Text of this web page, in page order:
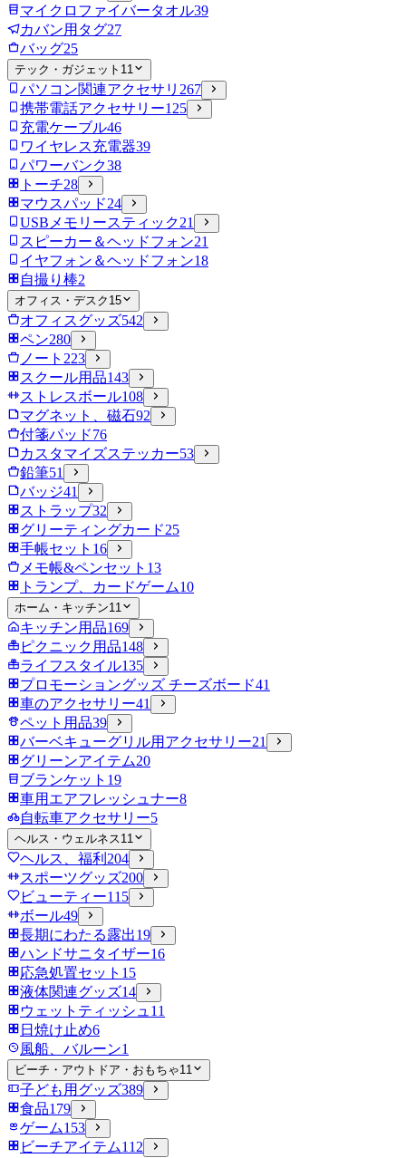
マイクロファイバータオル39
カバン用タグ27
バッグ25
テック・ガジェット 11
パソコン関連アクセサリ 267
携帯電話アクセサリー125
充電ケーブル46
ワイヤレス充電器39
パワーバンク38
トーチ28
マウスパッド24
USBメモリースティック21
スピーカー＆ヘッドフォン21
イヤフォン＆ヘッドフォン18
自撮り棒2
オフィス・デスク 15
オフィスグッズ542
ペン280
ノート 223
スクール用品143
ストレスボール108
マグネット、磁石92
付箋パッド76
カスタマイズステッカー53
鉛筆51
バッジ41
ストラップ32
グリーティングカード25
手帳セット 16
メモ帳&ペンセット 13
トランプ、カードゲーム10
ホーム・キッチン11
キッチン用品169
ピクニック用品148
ライフスタイル135
プロモーショングッズ チーズボード41
車のアクセサリー41
ペット用品39
バーベキューグリル用アクセサリー21
グリーンアイテム20
ブランケット 19
車用エアフレッシュナー8
自転車アクセサリー5
ヘルス・ウェルネス11
ヘルス、福利 204
スポーツグッズ200
ビューティー115
ボール49
長期にわたる露出19
ハンドサニタイザー16
応急処置セット 15
液体関連グッズ14
ウェットティッシュ 11
日焼け止め6
風船、バルーン1
ビーチ・アウトドア・おもちゃ11
子ども用グッズ389
食品179
ゲーム153
ビーチアイテム112